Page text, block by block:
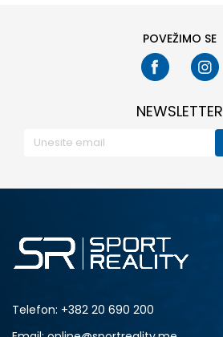
POVEŽIMO SE
NEWSLETTER
Telefon: +382 20 690 200